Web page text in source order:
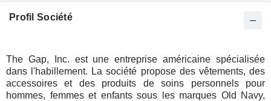
Profil Société
The Gap, Inc. est une entreprise américaine spécialisée
dans l'habillement. La société propose des vêtements, des
accessoires et des produits de soins personnels pour
hommes, femmes et enfants sous les marques Old Navy,